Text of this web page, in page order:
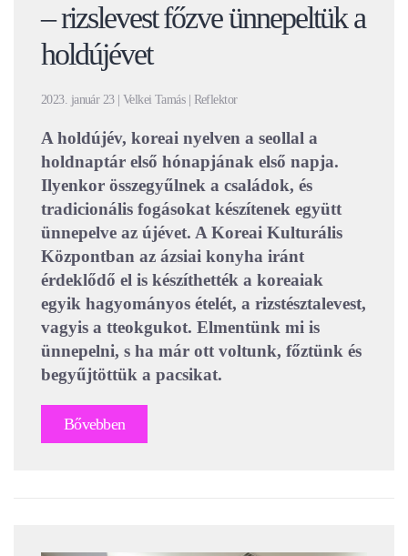
– rizslevest főzve ünnepeltük a
holdújévet
2023. január 23 | Velkei Tamás | Reflektor
A holdújév, koreai nyelven a seollal a
holdnaptár első hónapjának első napja.
Ilyenkor összegyűlnek a családok, és
tradicionális fogásokat készítenek együtt
ünnepelve az újévet. A Koreai Kulturális
Központban az ázsiai konyha iránt
érdeklődő el is készíthették a koreaiak
egyik hagyományos ételét, a rizstésztalevest,
vagyis a tteokgukot. Elmentünk mi is
ünnepelni, s ha már ott voltunk, főztünk és
begyűjtöttük a pacsikat.
Bővebben